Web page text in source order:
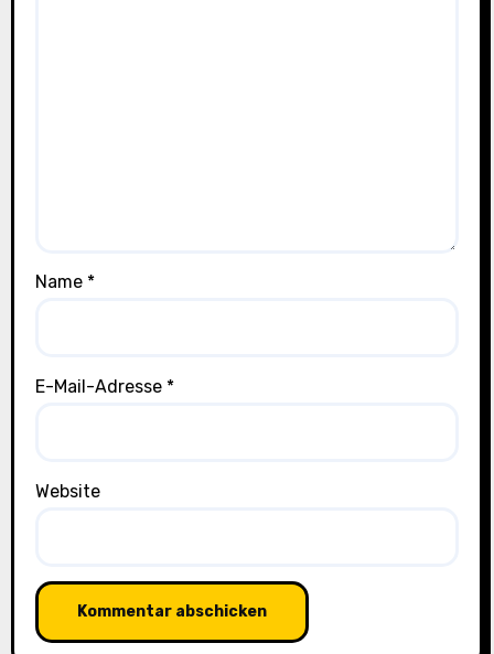
Name *
E-Mail-Adresse *
Website